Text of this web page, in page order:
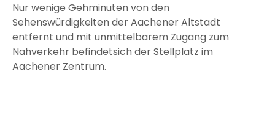
Nur wenige Gehminuten von den
Sehenswürdigkeiten der Aachener Altstadt
entfernt und mit unmittelbarem Zugang zum
Nahverkehr befindetsich der Stellplatz im
Aachener Zentrum.